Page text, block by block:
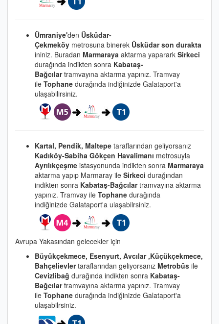
Ümraniye'den Üsküdar-
Çekmeköy metrosuna binerek Üsküdar son durakta
ininiz. Buradan Marmaraya aktarma yaparark Sirkeci
durağında indikten sonra Kabataş-
Bağcılartramvayına aktarma yapınız. Tramvay
ile Tophane durağında indiğinizde Galataport'a
ulaşabilirsiniz.
Kartal, Pendik, Maltepe taraflarından geliyorsanız
Kadıköy-Sabiha Gökçen Havalimanı metrosuyla
Ayrılıkçeşme istasyonunda indikten sonra Marmaraya
aktarma yapıp Marmaray ile Sirkeci durağından
indikten sonra Kabataş-Bağcılartramvayına aktarma
yapınız. Tramvay ile Tophane durağında
indiğinizde Galataport'a ulaşabilrsiniz.
Avrupa Yakasından gelecekler için
Büyükçekmece, Esenyurt, Avcılar ,Küçükçekmece,
Bahçelievlertaraflarından geliyorsanız Metrobüs ile
Cevizlibağ durağında indikten sonra Kabataş-
Bağcılartramvayına aktarma yapınız. Tramvay
ile Tophane durağında indiğinizde Galataport'a
ulaşabilrsiniz.